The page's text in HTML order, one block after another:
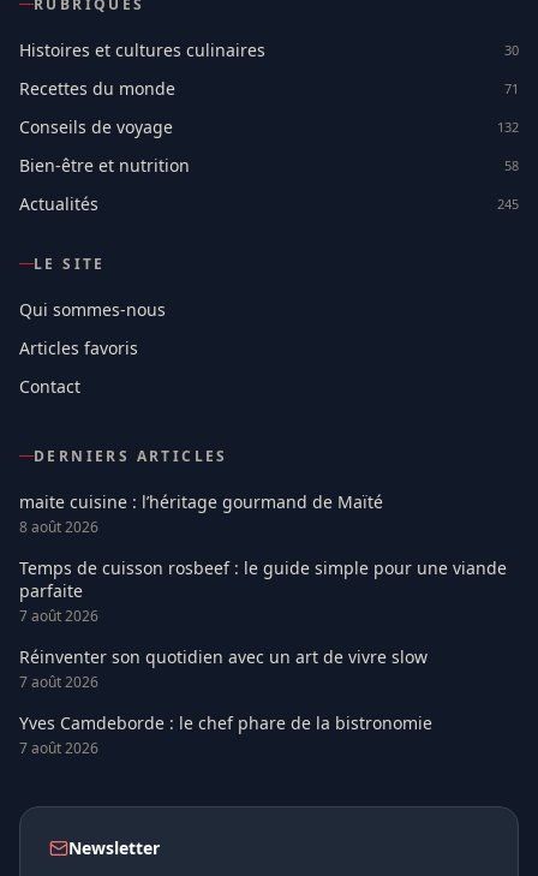
Histoires et cultures culinaires 30
Recettes du monde 71
Conseils de voyage 132
Bien-être et nutrition 58
Actualités 245
LE SITE
Qui sommes-nous
Articles favoris
Contact
DERNIERS ARTICLES
maite cuisine : l’héritage gourmand de Maïté
8 août 2026
Temps de cuisson rosbeef : le guide simple pour une viande
parfaite
7 août 2026
Réinventer son quotidien avec un art de vivre slow
7 août 2026
Yves Camdeborde : le chef phare de la bistronomie
7 août 2026
Newsletter